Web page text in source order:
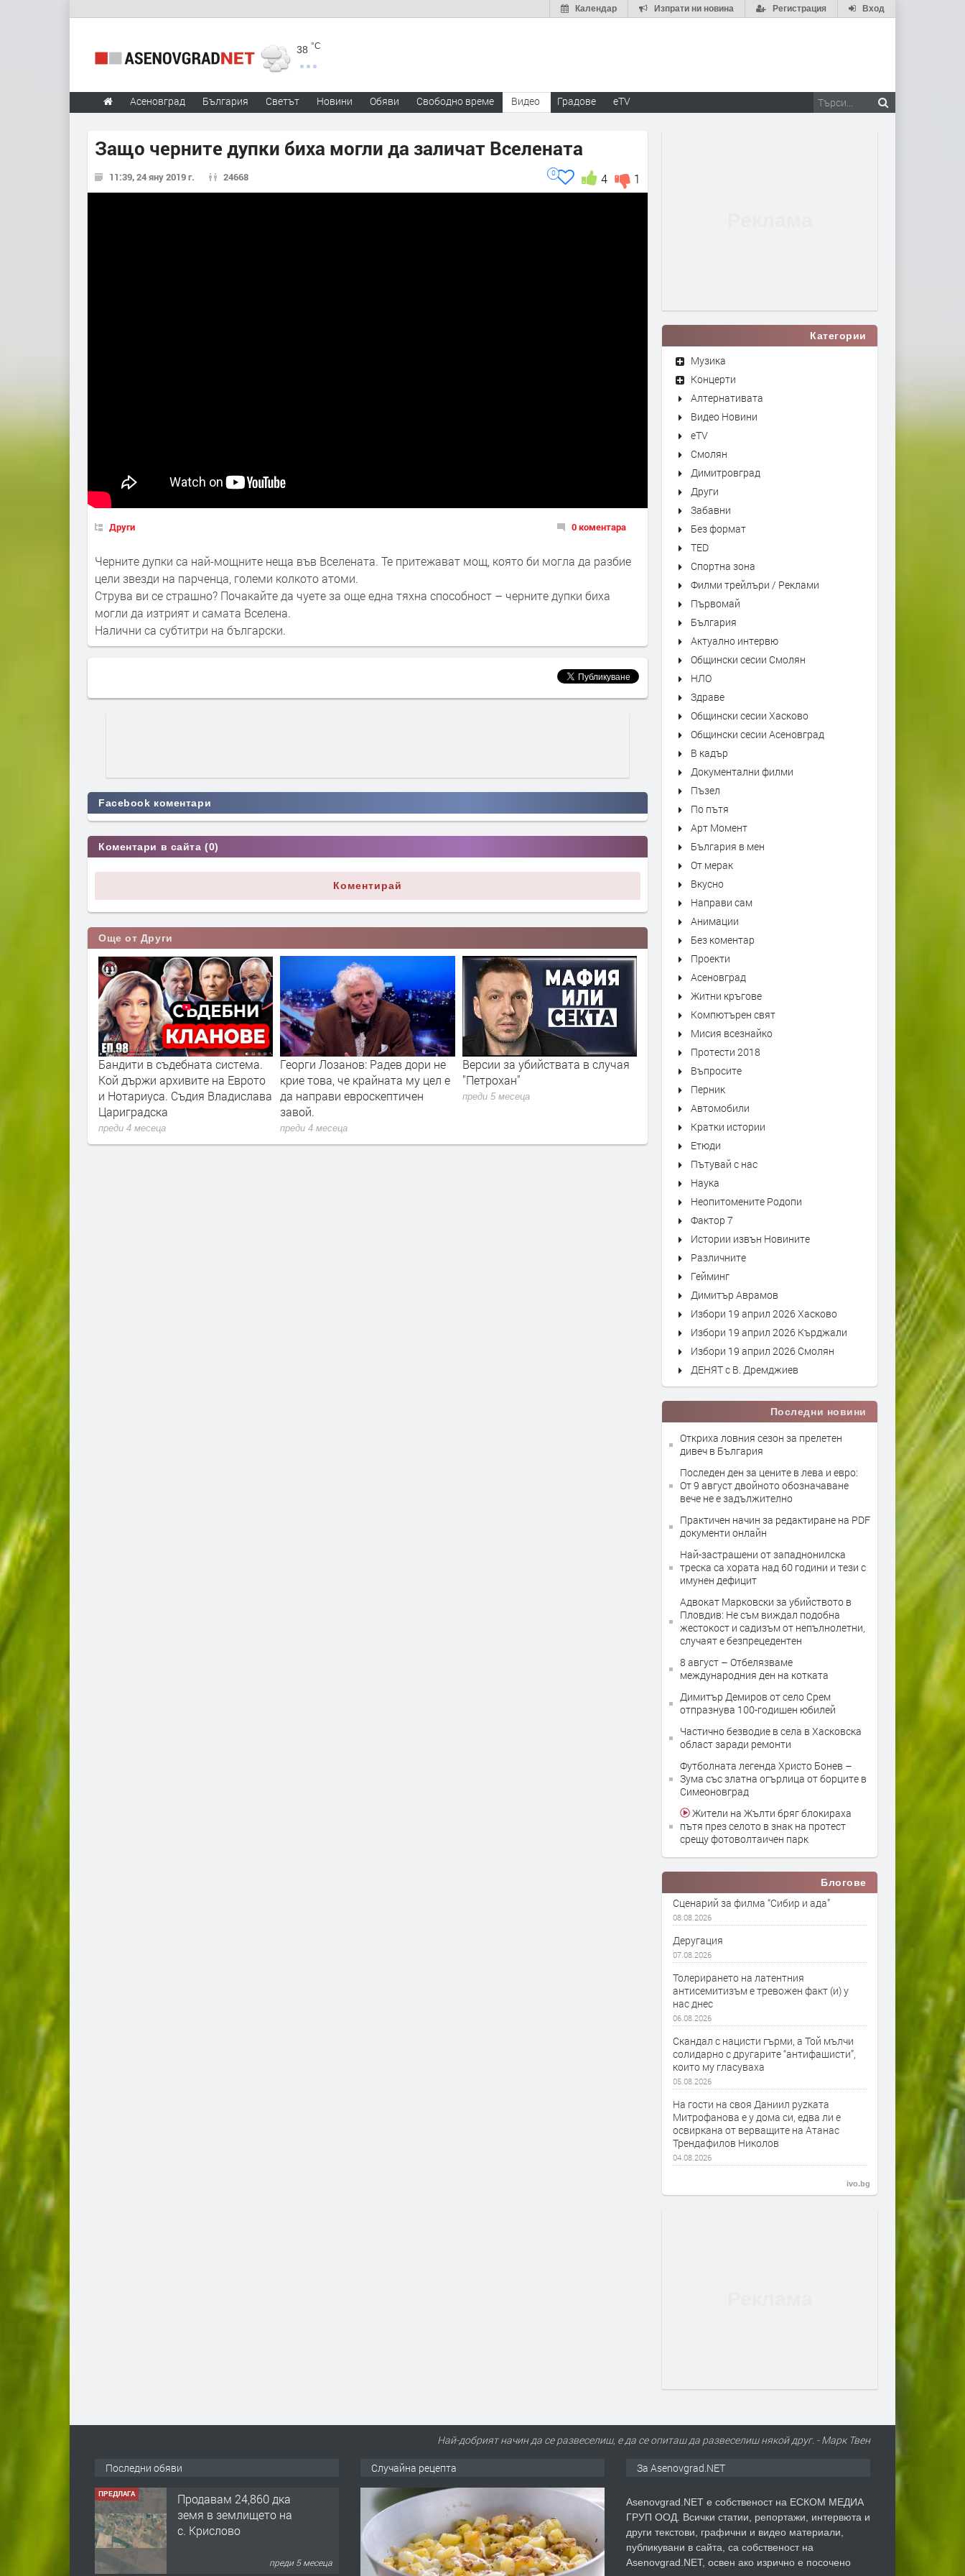
Вход
Регистрация
Изпрати ни новина
Календар
38 °C
Асеновград България Светът Новини Обяви Свободно време Видео Градове eTV
Защо черните дупки биха могли да заличат Вселената
11:39, 24 яну 2019 г. 24668 1
4
0
Други 0 коментара
Черните дупки са най-мощните неща във Вселената. Те притежават мощ, която би могла да разбие
цели звезди на парченца, големи колкото атоми.
Струва ви се страшно? Почакайте да чуете за още една тяхна способност – черните дупки биха
могли да изтрият и самата Вселена.
Налични са субтитри на български.
Facebook коментари
Коментари в сайта (0)
Коментирай
Още от Други
Бандити в съдебната система.
Кой държи архивите на Еврото
и Нотариуса. Съдия Владислава
Цариградска
преди 4 месеца
Георги Лозанов: Радев дори не
крие това, че крайната му цел е
да направи евроскептичен
завой.
преди 4 месеца
Версии за убийствата в случая
"Петрохан"
преди 5 месеца
Президент в оставка Какво ще
прави Румен Радев
преди 6 месеца
Категории
Музика
Концерти
Алтернативата
Видео Новини
eTV
Смолян
Димитровград
Други
Забавни
Без формат
TED
Спортна зона
Филми трейлъри / Реклами
Първомай
България
Актуално интервю
Общински сесии Смолян
НЛО
Здраве
Общински сесии Хасково
Общински сесии Асеновград
В кадър
Документални филми
Пъзел
По пътя
Арт Момент
България в мен
От мерак
Вкусно
Направи сам
Анимации
Без коментар
Проекти
Асеновград
Житни кръгове
Компютърен свят
Мисия всезнайко
Протести 2018
Въпросите
Перник
Автомобили
Кратки истории
Етюди
Пътувай с нас
Наука
Неопитомените Родопи
Фактор 7
Истории извън Новините
Различните
Гейминг
Димитър Аврамов
Избори 19 април 2026 Хасково
Избори 19 април 2026 Кърджали
Избори 19 април 2026 Смолян
ДЕНЯТ с В. Дремджиев
Последни новини
Откриха ловния сезон за прелетен
дивеч в България
Последен ден за цените в лева и евро:
От 9 август двойното обозначаване
вече не е задължително
Практичен начин за редактиране на PDF
документи онлайн
Най-застрашени от западнонилска
треска са хората над 60 години и тези с
имунен дефицит
Адвокат Марковски за убийството в
Пловдив: Не съм виждал подобна
жестокост и садизъм от непълнолетни,
случаят е безпрецедентен
8 август – Отбелязваме
международния ден на котката
Димитър Демиров от село Срем
отпразнува 100-годишен юбилей
Частично безводие в села в Хасковска
област заради ремонти
Футболната легенда Христо Бонев –
Зума със златна огърлица от борците в
Симеоновград
Жители на Жълти бряг блокираха
пътя през селото в знак на протест
срещу фотоволтаичен парк
Блогове
Сценарий за филма “Сибир и ада”
08.08.2026
Деругация
07.08.2026
Толерирането на латентния
антисемитизъм е тревожен факт (и) у
нас днес
06.08.2026
Скандал с нацисти гърми, а Той мълчи
солидарно с другарите “антифашисти”,
които му гласуваха
05.08.2026
На гости на своя Даниил руzката
Митрофанова е у дома си, едва ли е
освиркана от верващите на Атанас
Трендафилов Николов
04.08.2026
ivo.bg
Най-добрият начин да се развеселиш, е да се опиташ да развеселиш някой друг. - Марк Твен
Последни обяви
ПРЕДЛАГА
Продавам 24,860 дка
земя в землището на
с. Крислово
преди 5 месеца
Случайна рецепта За Asenovgrad.NET
Asenovgrad.NET е собственост на ЕСКОМ МЕДИА
ГРУП ООД. Всички статии, репортажи, интервюта и
други текстови, графични и видео материали,
публикувани в сайта, са собственост на
Asenovgrad.NET, освен ако изрично е посочено